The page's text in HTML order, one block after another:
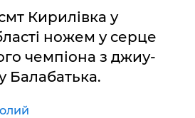
Кирилівка у
ножем у серце
чемпіона з джиу-
Балабатька.